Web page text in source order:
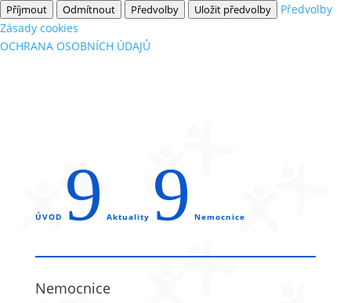
Příjmout Odmítnout Předvolby Uložit předvolby
Předvolby
Zásady cookies
OCHRANA OSOBNÍCH ÚDAJŮ
ÚVOD 9 Aktuality 9 Nemocnice
Nemocnice